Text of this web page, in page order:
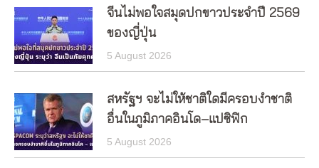
จีนไม่พอใจสมุดปกขาวประจำปี 2569
ของญี่ปุ่น
5 August 2026
สหรัฐฯ จะไม่ให้ชาติใดมีครอบงำชาติ
อื่นในภูมิภาคอินโด–แปซิฟิก
5 August 2026